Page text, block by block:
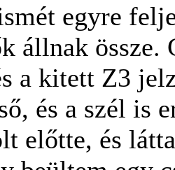
egyre
állnak össze.
a kitett Z3
és a szél is
előtte, és